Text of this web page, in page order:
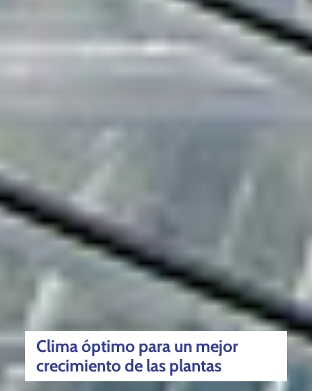
Clima óptimo para un mejor
crecimiento de las plantas